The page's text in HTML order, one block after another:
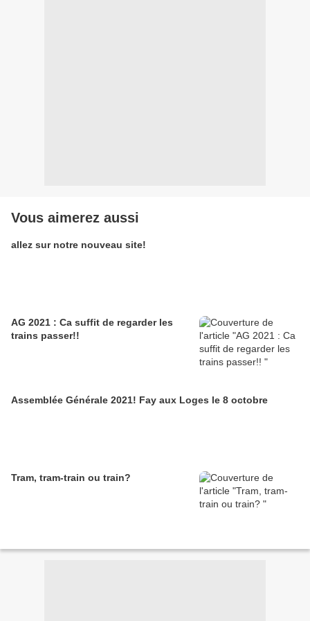
Vous aimerez aussi
allez sur notre nouveau site!
AG 2021 : Ca suffit de regarder les
trains passer!!
Assemblée Générale 2021! Fay aux Loges le 8 octobre
Tram, tram-train ou train?